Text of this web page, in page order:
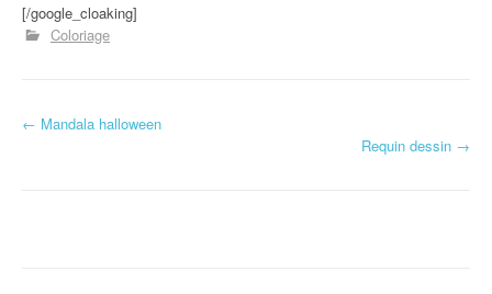
[/google_cloaking]
Coloriage
Navigation d'article
← Mandala halloween
Requin dessin →